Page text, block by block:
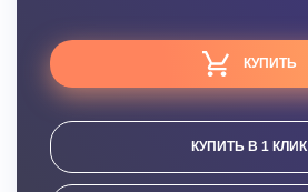
КУПИТЬ
КУПИТЬ В 1 КЛИК